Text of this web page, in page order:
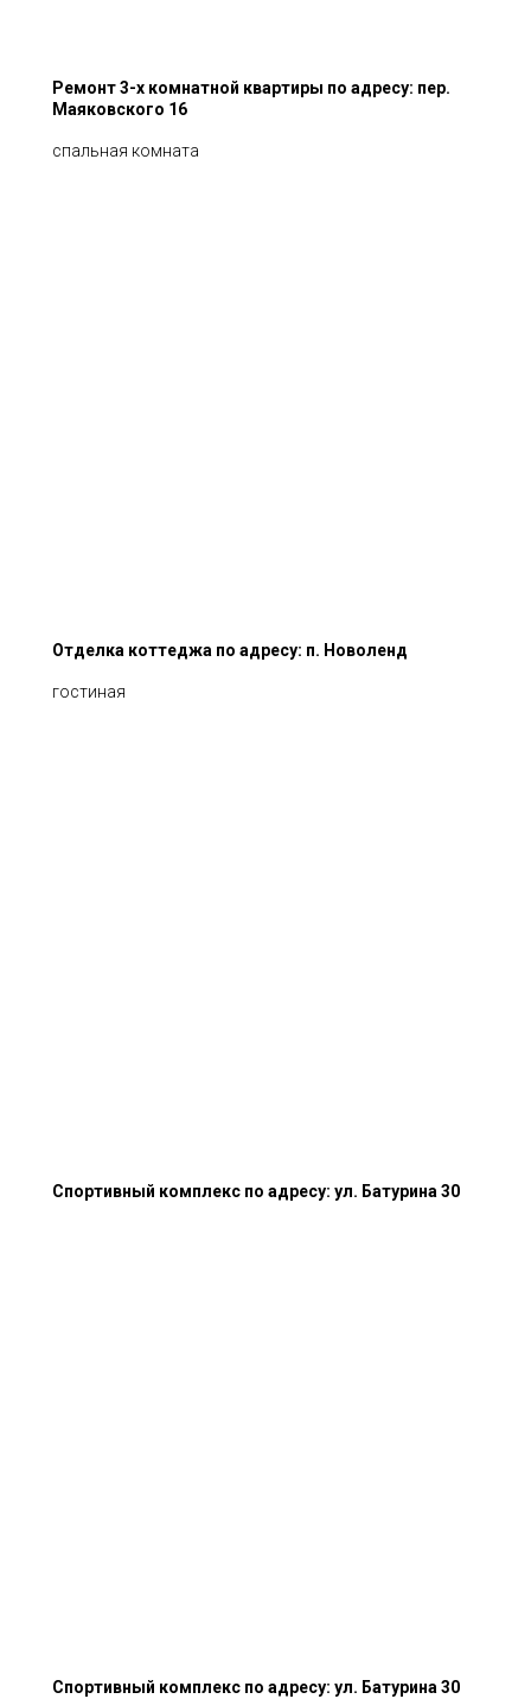
Ремонт 3-х комнатной квартиры по адресу: пер.
Маяковского 16
спальная комната
Отделка коттеджа по адресу: п. Новоленд
гостиная
Спортивный комплекс по адресу: ул. Батурина 30
Спортивный комплекс по адресу: ул. Батурина 30